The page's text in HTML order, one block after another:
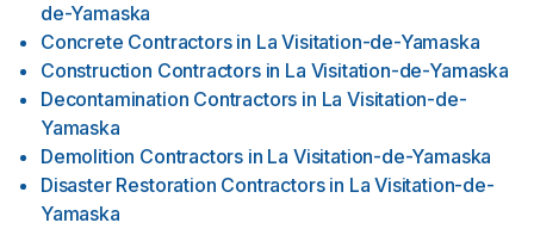
de-Yamaska
Concrete Contractors in La Visitation-de-Yamaska
Construction Contractors in La Visitation-de-Yamaska
Decontamination Contractors in La Visitation-de-
Yamaska
Demolition Contractors in La Visitation-de-Yamaska
Disaster Restoration Contractors in La Visitation-de-
Yamaska